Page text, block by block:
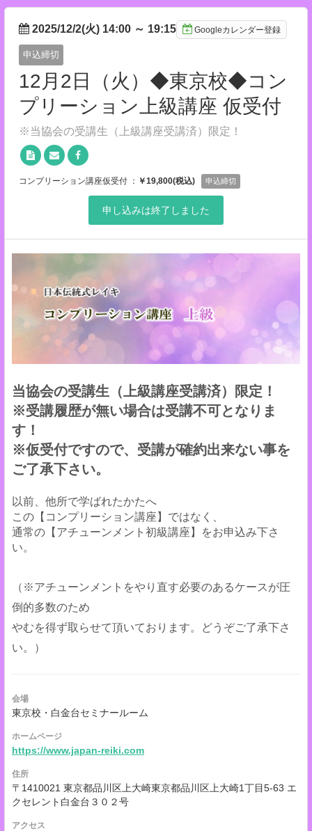
2025/12/2(火) 14:00 ～ 19:15 Googleカレンダー登録
申込締切
12月2日（火）◆東京校◆コン
プリーション上級講座 仮受付
※当協会の受講生（上級講座受講済）限定！
コンプリーション講座仮受付 ： ￥19,800(税込) 申込締切
申し込みは終了しました
当協会の受講生（上級講座受講済）限定！
※受講履歴が無い場合は受講不可となりま
す！
※仮受付ですので、受講が確約出来ない事を
ご了承下さい。
以前、他所で学ばれたかたへ
この【コンプリーション講座】ではなく、
通常の【アチューンメント初級講座】をお申込み下さ
い。
（※アチューンメントをやり直す必要のあるケースが圧
倒的多数のため
やむを得ず取らせて頂いております。どうぞご了承下さ
い。）
会場
東京校・白金台セミナールーム
ホームページ
https://www.japan-reiki.com
住所
〒1410021 東京都品川区上大崎東京都品川区上大崎1丁目5-63 エ
クセレント白金台３０２号
アクセス